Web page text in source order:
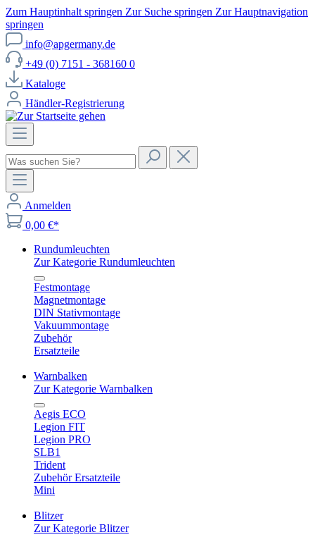
Zum Hauptinhalt springen Zur Suche springen Zur Hauptnavigation
springen
info@apgermany.de
+49 (0) 7151 - 368160 0
Kataloge
Händler-Registrierung
Anmelden
0,00 €*
Rundumleuchten
Zur Kategorie Rundumleuchten
Festmontage
Magnetmontage
DIN Stativmontage
Vakuummontage
Zubehör
Ersatzteile
Warnbalken
Zur Kategorie Warnbalken
Aegis ECO
Legion FIT
Legion PRO
SLB1
Trident
Zubehör Ersatzteile
Mini
Blitzer
Zur Kategorie Blitzer